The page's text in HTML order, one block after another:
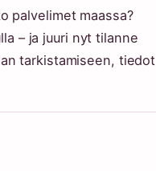
palvelimet maassa?
– ja juuri nyt tilanne
tarkistamiseen, tiedot